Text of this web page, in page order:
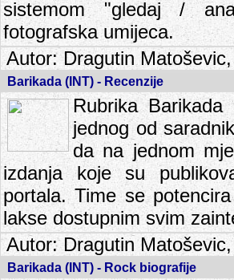
sistemom "gledaj /
fotografska umijeca.
Autor: Dragutin
Barikada (INT) - Recenzije
Rubrika
jednog od
da na jednom
izdanja koje su
portala. Time se
lakse dostupnim svim
Autor: Dragutin
Barikada (INT) - Rock biografije